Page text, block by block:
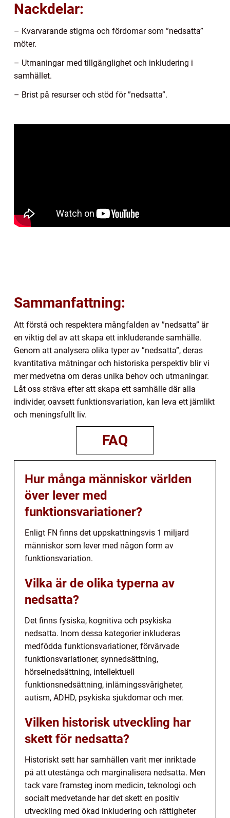
Nackdelar:
– Kvarvarande stigma och fördomar som ”nedsatta”
möter.
– Utmaningar med tillgänglighet och inkludering i
samhället.
– Brist på resurser och stöd för ”nedsatta”.
Sammanfattning:
Att förstå och respektera mångfalden av ”nedsatta” är
en viktig del av att skapa ett inkluderande samhälle.
Genom att analysera olika typer av ”nedsatta”, deras
kvantitativa mätningar och historiska perspektiv blir vi
mer medvetna om deras unika behov och utmaningar.
Låt oss sträva efter att skapa ett samhälle där alla
individer, oavsett funktionsvariation, kan leva ett jämlikt
och meningsfullt liv.
FAQ
Hur många människor världen
över lever med
funktionsvariationer?
Enligt FN finns det uppskattningsvis 1 miljard
människor som lever med någon form av
funktionsvariation.
Vilka är de olika typerna av
nedsatta?
Det finns fysiska, kognitiva och psykiska
nedsatta. Inom dessa kategorier inkluderas
medfödda funktionsvariationer, förvärvade
funktionsvariationer, synnedsättning,
hörselnedsättning, intellektuell
funktionsnedsättning, inlärningssvårigheter,
autism, ADHD, psykiska sjukdomar och mer.
Vilken historisk utveckling har
skett för nedsatta?
Historiskt sett har samhällen varit mer inriktade
på att utestänga och marginalisera nedsatta. Men
tack vare framsteg inom medicin, teknologi och
socialt medvetande har det skett en positiv
utveckling med ökad inkludering och rättigheter